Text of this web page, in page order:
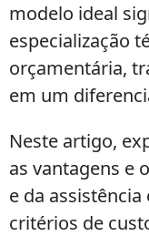
modelo ideal
especialização
orçamentária,
em um
Neste artigo,
as vantagens e
e da
critérios de